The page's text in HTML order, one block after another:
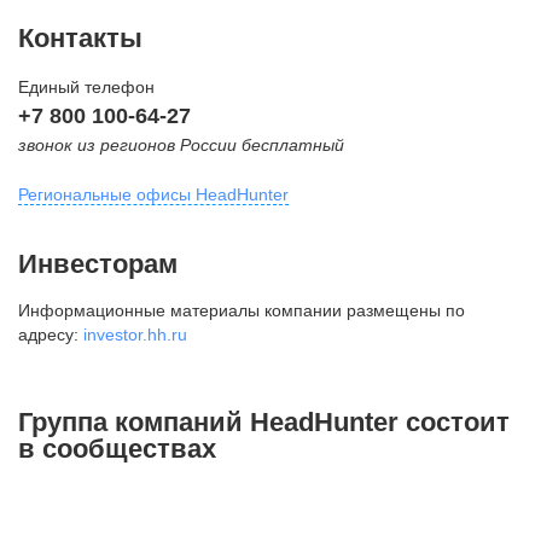
Контакты
Единый телефон
+7 800 100-64-27
звонок из регионов России бесплатный
Региональные офисы HeadHunter
внутригородская территория
Муниципальный округ Тверской,
2-я Брестская ул., д. 48,
+7 495 980-64-27
Инвесторам
Информационные материалы компании размещены по
адресу: investor.hh.ru
Группа компаний HeadHunter состоит
в сообществах